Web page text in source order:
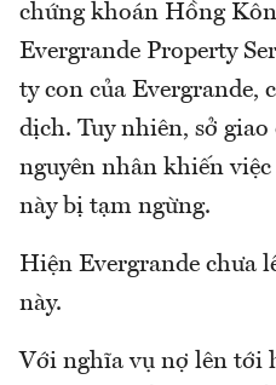
chứng khoán Hồng
Evergrande Property
ty con của Evergrande,
dịch. Tuy nhiên, sở
nguyên nhân khiến
này bị tạm ngừng.
Hiện Evergrande chưa
này.
Với nghĩa vụ nợ lên tới